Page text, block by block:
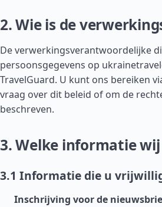
2. Wie is de
De verwerkingsverantwoordelijke
persoonsgegevens op
TravelGuard. U kunt ons bereiken
vraag over dit beleid of om de
beschreven.
3. Welke informatie
3.1 Informatie die u
Inschrijving voor de